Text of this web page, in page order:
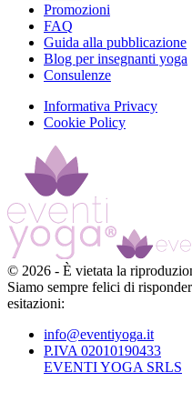
Promozioni
FAQ
Guida alla pubblicazione
Blog per insegnanti yoga
Consulenze
Informativa Privacy
Cookie Policy
© 2026 - È vietata la
Siamo sempre felici di
esitazioni:
info@eventiyoga.it
P.IVA 02010190433
EVENTI YOGA SRLS